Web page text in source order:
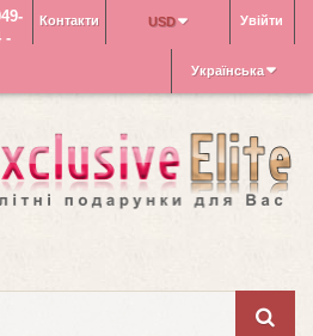
Увійти
USD
Контакти
-
Українська